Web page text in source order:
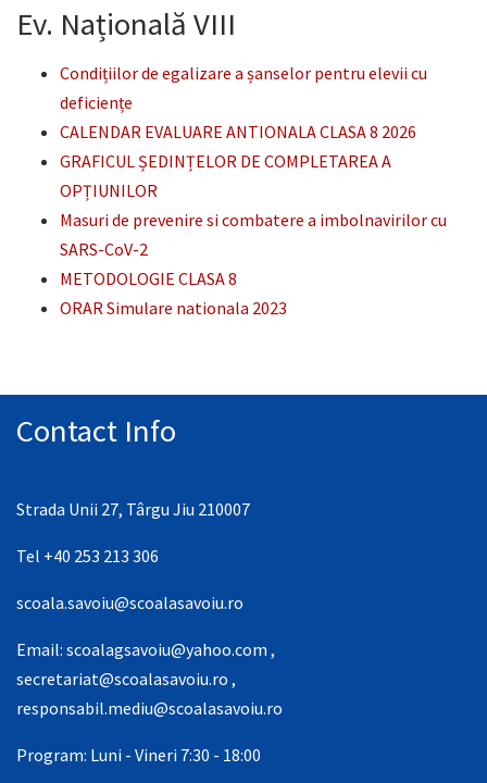
Ev. Națională VIII
Condițiilor de egalizare a șanselor pentru elevii cu
deficiențe
CALENDAR EVALUARE ANTIONALA CLASA 8 2026
GRAFICUL ȘEDINȚELOR DE COMPLETAREA A
OPȚIUNILOR
Masuri de prevenire si combatere a imbolnavirilor cu
SARS-CoV-2
METODOLOGIE CLASA 8
ORAR Simulare nationala 2023
Contact Info
Strada Unii 27, Târgu Jiu 210007
Tel +40 253 213 306
scoala.savoiu@scoalasavoiu.ro
Email: scoalagsavoiu@yahoo.com ,
secretariat@scoalasavoiu.ro ,
responsabil.mediu@scoalasavoiu.ro
Program: Luni - Vineri 7:30 - 18:00